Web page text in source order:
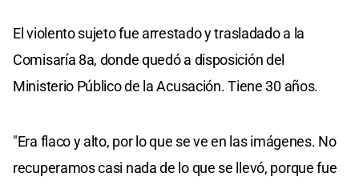
El violento sujeto fue arrestado y trasladado a la
Comisaría 8a, donde quedó a disposición del
Ministerio Público de la Acusación. Tiene 30 años.
"Era flaco y alto, por lo que se ve en las imágenes. No
recuperamos casi nada de lo que se llevó, porque fue